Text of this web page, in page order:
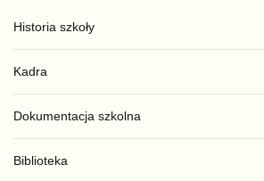
Historia szkoły
Kadra
Dokumentacja szkolna
Biblioteka